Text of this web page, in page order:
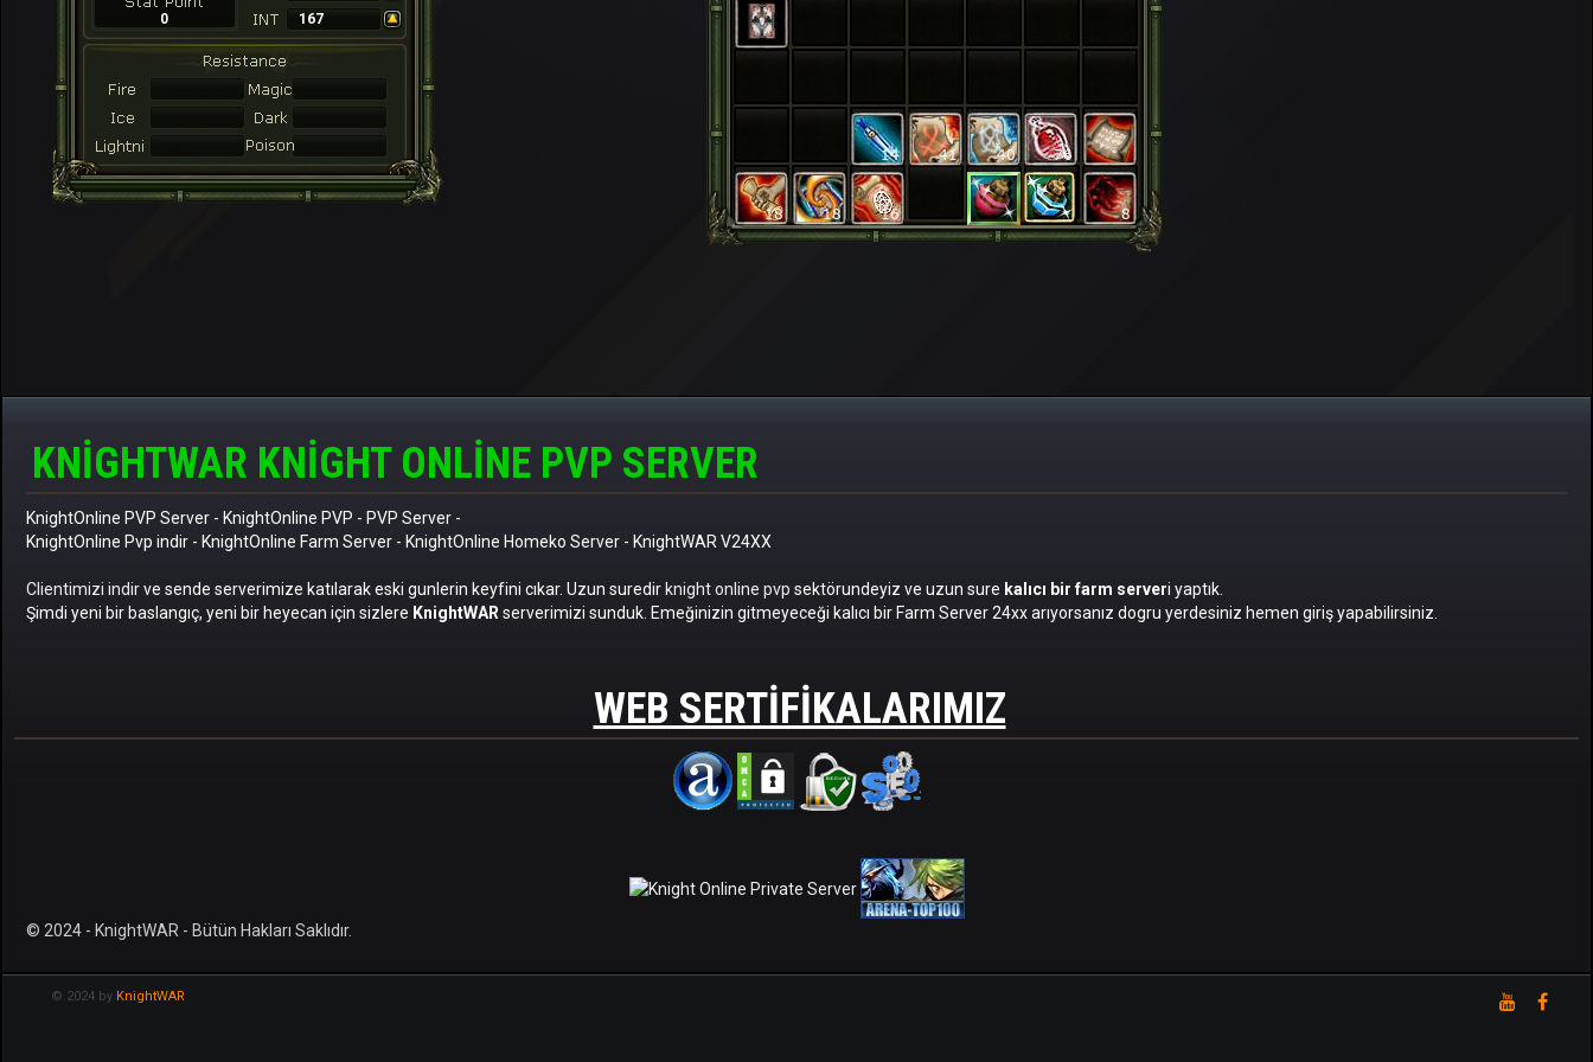
0 167
KNIGHTWAR KNIGHT ONLINE PVP SERVER
KnightOnline PVP Server - KnightOnline PVP - PVP Server -
KnightOnline Pvp indir - KnightOnline Farm Server - KnightOnline Homeko Server - KnightWAR V24XX
Clientimizi indirve sende serverimize katılarak eski gunlerin keyfini cıkar. Uzun suredir knight online pvp sektörundeyiz ve uzun sure kalıcı bir farm serveri yaptık.
Şimdi yeni bir baslangıç, yeni bir heyecan için sizlere KnightWAR serverimizi sunduk. Emeğinizin gitmeyeceği kalıcı bir Farm Server 24xx arıyorsanız dogru yerdesiniz hemen giriş yapabilirsiniz.
WEB SERTIFIKALARIMIZ
© 2024 - KnightWAR - Bütün Hakları Saklıdır.
© 2024 by KnightWAR